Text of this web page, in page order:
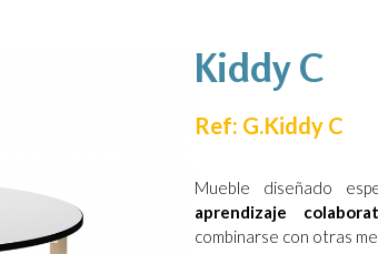
Kiddy C
Ref: G.Kiddy C
Mueble diseñado
aprendizaje
combinarse con otras